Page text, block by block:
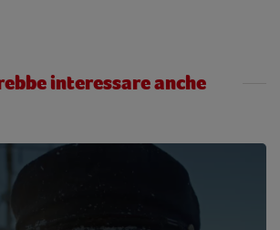
interessare anche